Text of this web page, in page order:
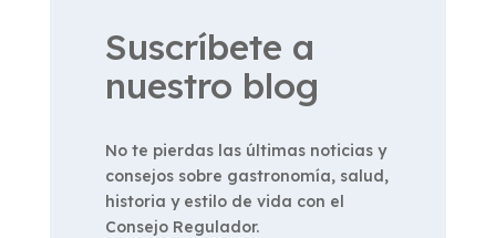
Suscríbete a
nuestro blog
No te pierdas las últimas noticias y
consejos sobre gastronomía, salud,
historia y estilo de vida con el
Consejo Regulador.